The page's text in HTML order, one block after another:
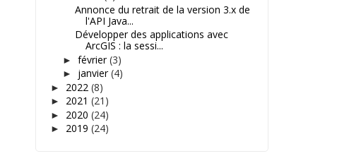
Annonce du retrait de la version 3.x de
l'API Java...
Développer des applications avec
ArcGIS : la sessi...
► février(3)
► janvier(4)
► 2022 (8)
► 2021 (21)
► 2020 (24)
► 2019 (24)